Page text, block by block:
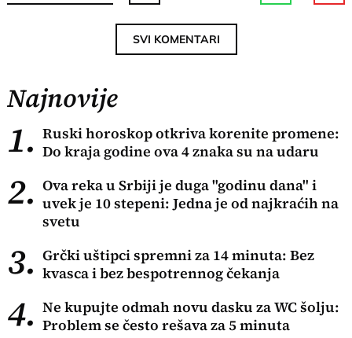
SVI KOMENTARI
Najnovije
1. Ruski horoskop otkriva korenite promene:
Do kraja godine ova 4 znaka su na udaru
2. Ova reka u Srbiji je duga "godinu dana" i
uvek je 10 stepeni: Jedna je od najkraćih na
svetu
3. Grčki uštipci spremni za 14 minuta: Bez
kvasca i bez bespotrennog čekanja
4. Ne kupujte odmah novu dasku za WC šolju:
Problem se često rešava za 5 minuta